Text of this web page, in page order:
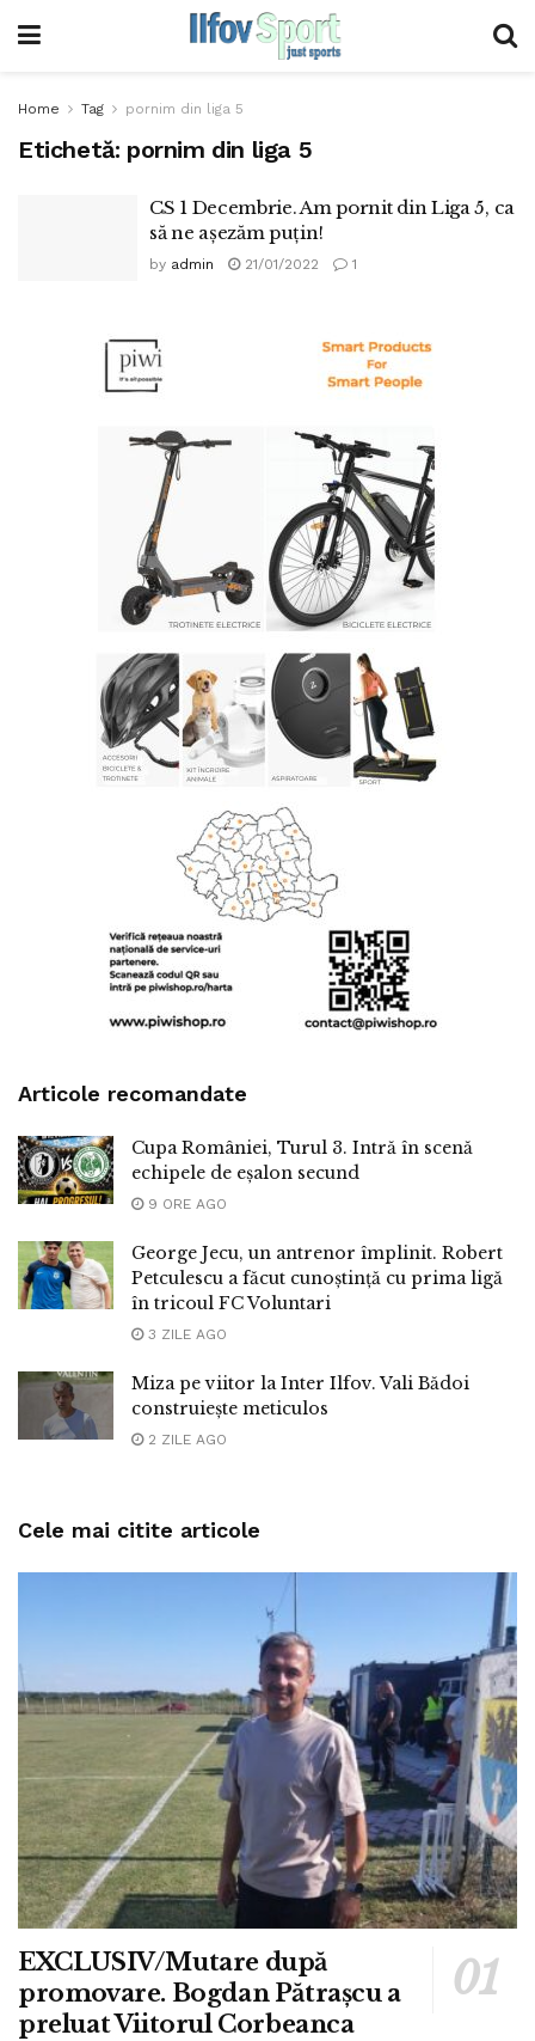
Home Tag pornim din liga 5
Etichetă: pornim din liga 5
CS 1 Decembrie. Am pornit din Liga 5, ca
să ne așezăm puțin!
by admin 21/01/2022 1
Articole recomandate
Cupa României, Turul 3. Intră în scenă
echipele de eșalon secund
9 ORE AGO
George Jecu, un antrenor împlinit. Robert
Petculescu a făcut cunoștință cu prima ligă
în tricoul FC Voluntari
3 ZILE AGO
Miza pe viitor la Inter Ilfov. Vali Bădoi
construiește meticulos
2 ZILE AGO
Cele mai citite articole
EXCLUSIV/Mutare după
promovare. Bogdan Pătrașcu a
preluat Viitorul Corbeanca